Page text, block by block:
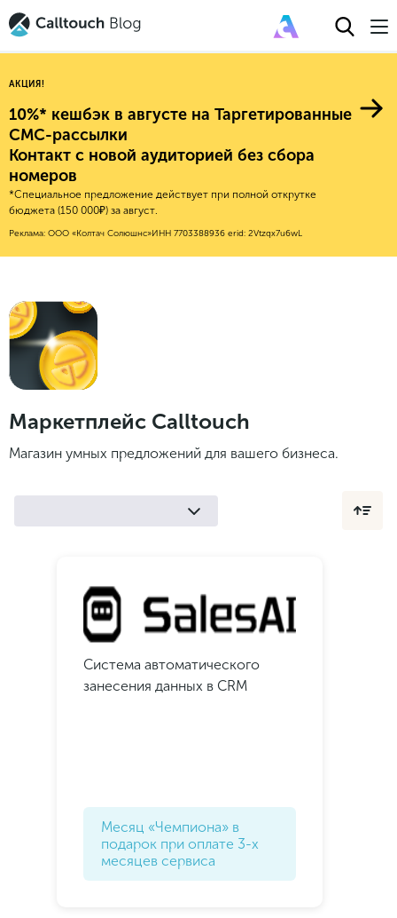
Авторитейл
Финансы
Е-коммерс
Недвижимость
HoReCa
Бьюти
Услуги
Фитнес
2025
2024
2021
2020
2019
2018
2017
Новые продукты
Эксплейнеры
Обновления продуктов Calltouch
Calltouch
Индекс здоровья российского
Mental Health
Исследование Out Of Cloud
Аналитика
Процессы и управление
Финансы и бухгалтерия
Законы и документы
Старт и идеи
Продажи и маркетплейсы
Словарь маркетолога
Callday
Вебинары и практикумы
АКЦИЯ!
10%* кешбэк в августе на Таргетированные
СМС-рассылки
Контакт с новой аудиторией без сбора
номеров
*Специальное предложение действует при полной открутке
бюджета (150 000₽) за август.
Реклама: ООО «Колтач Солюшнс»ИНН 7703388936 erid: 2Vtzqx7u6wL
Маркетплейс Calltouch
Магазин умных предложений для вашего бизнеса.
Система автоматического
занесения данных в CRM
Месяц «Чемпиона‎» в
подарок при оплате 3-х
месяцев сервиса